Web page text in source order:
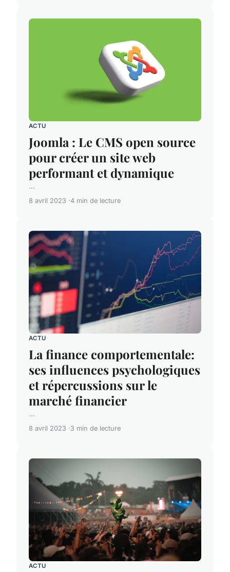
ACTU
Joomla : Le CMS open source
pour créer un site web
performant et dynamique
...
8 avril 2023 4 min de lecture
ACTU
La finance comportementale:
ses influences psychologiques
et répercussions sur le
marché financier
...
8 avril 2023 3 min de lecture
ACTU